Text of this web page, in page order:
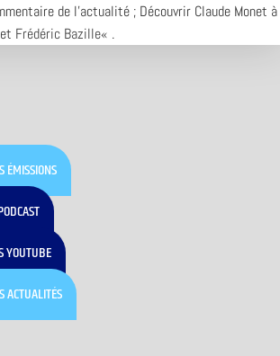
de l’actualité ; Découvrir Claude Monet à
Frédéric Bazille« .
ÉMISSIONS
YOUTUBE
ACTUALITÉS